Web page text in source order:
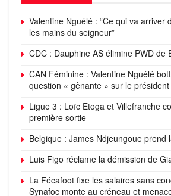
Valentine Nguélé : “Ce qui va arriver
les mains du seigneur”
CDC : Dauphine AS élimine PWD de
CAN Féminine : Valentine Nguélé
question « gênante » sur le président
Ligue 3 : Loïc Etoga et Villefranche
première sortie
Belgique : James Ndjeungoue prend
Luis Figo réclame la démission de
La Fécafoot fixe les salaires sans
Synafoc monte au créneau et